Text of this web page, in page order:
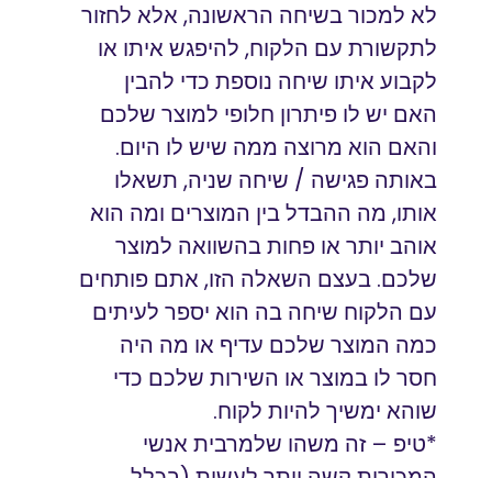
לא למכור בשיחה הראשונה, אלא לחזור
לתקשורת עם הלקוח, להיפגש איתו או
לקבוע איתו שיחה נוספת כדי להבין
האם יש לו פיתרון חלופי למוצר שלכם
והאם הוא מרוצה ממה שיש לו היום.
באותה פגישה / שיחה שניה, תשאלו
אותו, מה ההבדל בין המוצרים ומה הוא
אוהב יותר או פחות בהשוואה למוצר
שלכם. בעצם השאלה הזו, אתם פותחים
עם הלקוח שיחה בה הוא יספר לעיתים
כמה המוצר שלכם עדיף או מה היה
חסר לו במוצר או השירות שלכם כדי
שוהא ימשיך להיות לקוח.
*טיפ – זה משהו שלמרבית אנשי